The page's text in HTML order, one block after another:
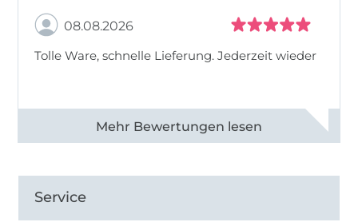
08.08.2026
Tolle Ware, schnelle Lieferung. Jederzeit wieder
Alle 83013 Bewertungen ansehen
Service